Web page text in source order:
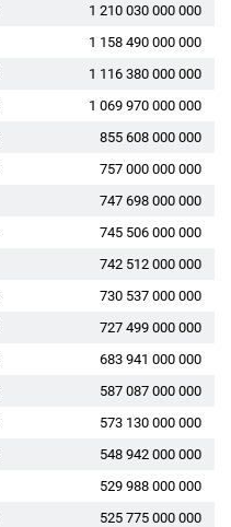
1 210 030 000 000
1 158 490 000 000
1 116 380 000 000
1 069 970 000 000
855 608 000 000
757 000 000 000
747 698 000 000
745 506 000 000
742 512 000 000
730 537 000 000
727 499 000 000
683 941 000 000
587 087 000 000
573 130 000 000
548 942 000 000
529 988 000 000
525 775 000 000